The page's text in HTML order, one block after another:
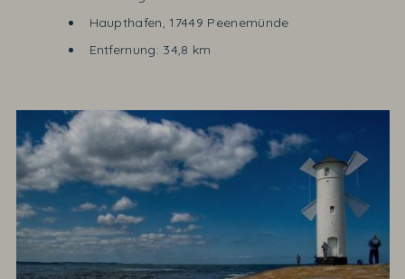
Haupthafen, 17449 Peenemünde
Entfernung: 34,8 km